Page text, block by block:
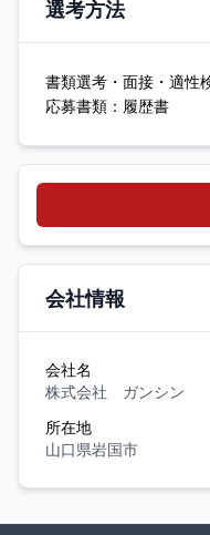
選考方法
書類選考・面接・適性
応募書類：履歴書
会社情報
会社名
株式会社 ガンシン
所在地
山口県岩国市